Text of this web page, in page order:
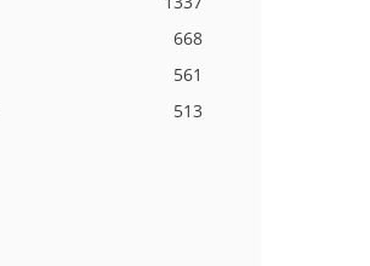
668
561
513